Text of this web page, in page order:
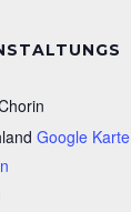
Google Karte